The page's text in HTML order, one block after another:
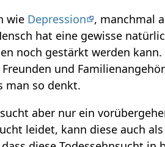
wie Depression , manchmal
hat eine gewisse
noch gestärkt werden
und
man so denkt.
aber nur ein
leidet, kann diese auch